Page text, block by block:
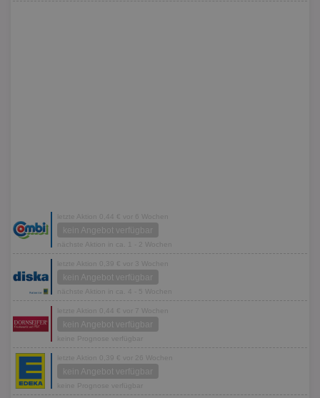
letzte Aktion 0,44 € vor 6 Wochen
kein Angebot verfügbar
nächste Aktion in ca. 1 - 2 Wochen
letzte Aktion 0,39 € vor 3 Wochen
kein Angebot verfügbar
nächste Aktion in ca. 4 - 5 Wochen
letzte Aktion 0,44 € vor 7 Wochen
kein Angebot verfügbar
keine Prognose verfügbar
letzte Aktion 0,39 € vor 26 Wochen
kein Angebot verfügbar
keine Prognose verfügbar